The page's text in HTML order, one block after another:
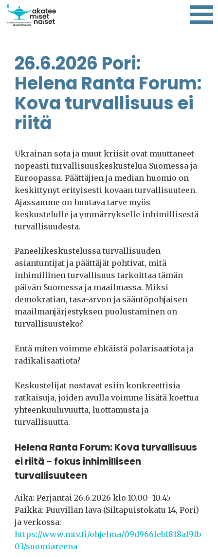
26.6.2026 Pori:
Helena Ranta Forum:
Kova turvallisuus ei
riitä
Ukrainan sota ja muut kriisit ovat muuttaneet
nopeasti turvallisuuskeskustelua Suomessa ja
Euroopassa. Päättäjien ja median huomio on
keskittynyt erityisesti kovaan turvallisuuteen.
Ajassamme on huutava tarve myös
keskustelulle ja ymmärrykselle inhimillisestä
turvallisuudesta.
Paneelikeskustelussa turvallisuuden
asiantuntijat ja päättäjät pohtivat, mitä
inhimillinen turvallisuus tarkoittaa tämän
päivän Suomessa ja maailmassa. Miksi
demokratian, tasa-arvon ja sääntöpohjaisen
maailmanjärjestyksen puolustaminen on
turvallisuusteko?
Entä miten voimme ehkäistä polarisaatiota ja
radikalisaatiota?
Keskustelijat nostavat esiin konkreettisia
ratkaisuja, joiden avulla voimme lisätä koettua
yhteenkuuluvuutta, luottamusta ja
turvallisuutta.
Helena Ranta Forum: Kova turvallisuus
ei riitä – fokus inhimilliseen
turvallisuuteen
Aika: Perjantai 26.6.2026 klo 10.00–10.45
Paikka: Puuvillan lava (Siltapuistokatu 14, Pori)
ja verkossa:
https://www.mtv.fi/ohjelma/09d9661eb1818af91b
03/suomiareena